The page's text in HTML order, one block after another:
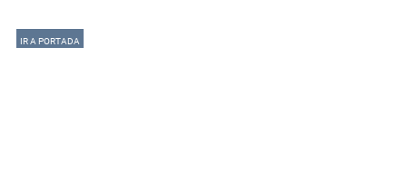
IR A PORTADA